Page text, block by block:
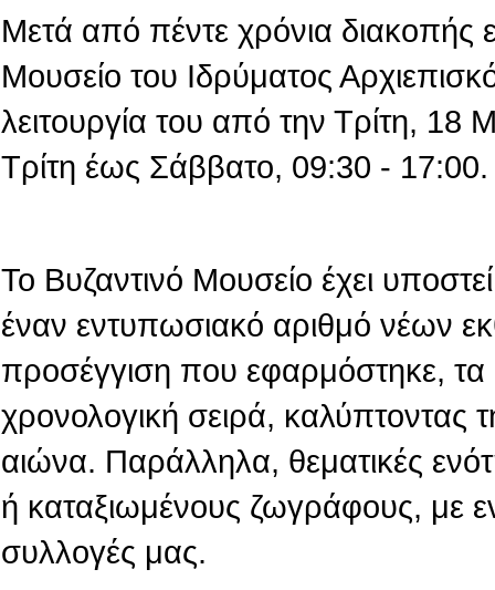
Μετά από πέντε χρόνια διακοπής
Μουσείο του Ιδρύματος
λειτουργία του από την Τρίτη,
Τρίτη έως Σάββατο, 09:30 - 17:00.
Το Βυζαντινό Μουσείο έχει υποστεί
έναν εντυπωσιακό αριθμό νέων
προσέγγιση που εφαρμόστηκε, τα
χρονολογική σειρά, καλύπτοντας
αιώνα. Παράλληλα, θεματικές
ή καταξιωμένους ζωγράφους, με
συλλογές μας.